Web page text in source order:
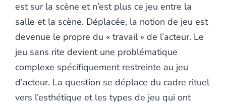
est sur la scène et n’est plus ce jeu entre la
salle et la scène. Déplacée, la notion de jeu est
devenue le propre du « travail » de l’acteur. Le
jeu sans rite devient une problématique
complexe spécifiquement restreinte au jeu
d’acteur. La question se déplace du cadre rituel
vers l’esthétique et les types de jeu qui ont